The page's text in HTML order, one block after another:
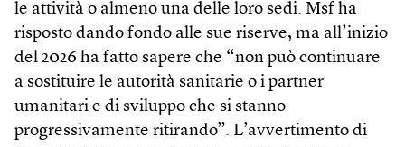
le attività o almeno una delle loro sedi. Msf ha
risposto dando fondo alle sue riserve, ma all’inizio
del 2026 ha fatto sapere che “non può continuare
a sostituire le autorità sanitarie o i partner
umanitari e di sviluppo che si stanno
progressivamente ritirando”. L’avvertimento di